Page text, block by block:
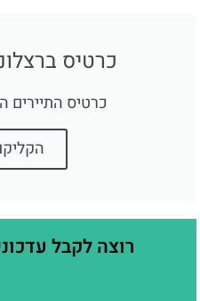
כרטיס
כרטיס התיירים
רוצה לקבל